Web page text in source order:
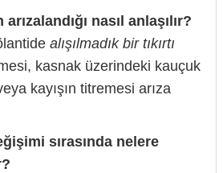
nasıl anlaşılır?
alışılmadık bir tıkırtı
kasnak üzerindeki kauçuk
kayışın titremesi arıza
sırasında nelere